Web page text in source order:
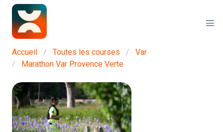
Accueil Toutes les courses
Var
Marathon Var Provence Verte